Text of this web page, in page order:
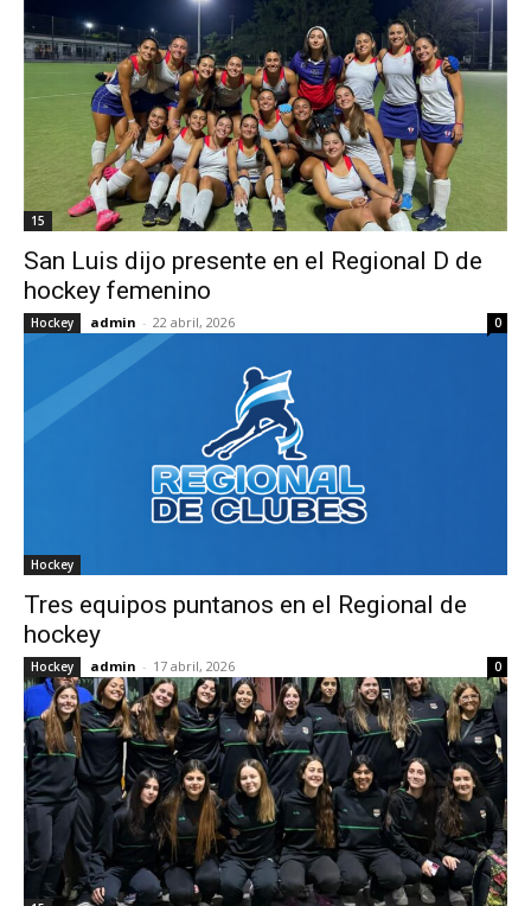
15
San Luis dijo presente en el Regional D de
hockey femenino
Hockey admin - 22 abril, 2026 0
Hockey
Tres equipos puntanos en el Regional de
hockey
Hockey admin - 17 abril, 2026 0